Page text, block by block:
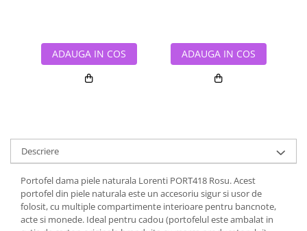
ADAUGA IN COS ADAUGA IN COS
Descriere
Portofel dama piele naturala Lorenti PORT418 Rosu. Acest
portofel din piele naturala este un accesoriu sigur si usor de
folosit, cu multiple compartimente interioare pentru bancnote,
acte si monede. Ideal pentru cadou (portofelul este ambalat in